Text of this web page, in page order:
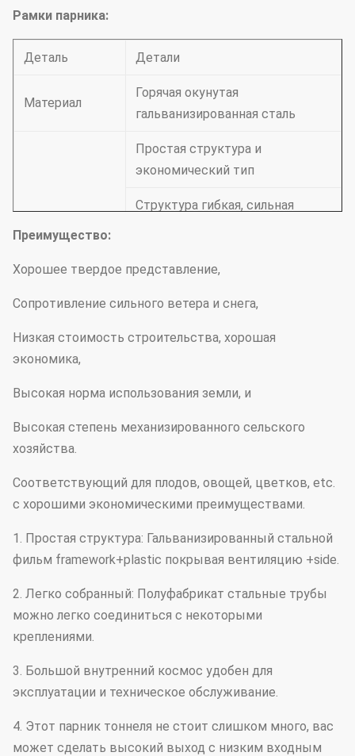
Рамки парника:
Деталь Детали
Материал
Горячая окунутая
гальванизированная сталь
Особенности
Простая структура и
экономический тип
Структура гибкая, сильная
замка и гальванизирование
Пядь
Длина 30-60m или подгонянный
Высота плеча 2m-3m или подгонянный
Нагрузка от
ветра
Максимальное
количество
Преимущество:
Хорошее твердое представление,
Сопротивление сильного ветера и снега,
Низкая стоимость строительства, хорошая
экономика,
Высокая норма использования земли, и
Высокая степень механизированного сельского
хозяйства.
Соответствующий для плодов, овощей, цветков, etc.
с хорошими экономическими преимуществами.
1. Простая структура: Гальванизированный стальной
фильм framework+plastic покрывая вентиляцию +side.
2. Легко собранный: Полуфабрикат стальные трубы
можно легко соединиться с некоторыми
креплениями.
3. Большой внутренний космос удобен для
эксплуатации и техническое обслуживание.
4. Этот парник тоннеля не стоит слишком много, вас
может сделать высокий выход с низким входным